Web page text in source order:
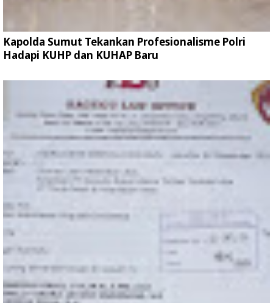
Kapolda Sumut Tekankan Profesionalisme Polri
Hadapi KUHP dan KUHAP Baru